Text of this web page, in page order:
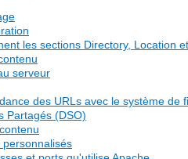
les sections Directory, Location
serveur
des URLs avec le système de
Partagés (DSO)